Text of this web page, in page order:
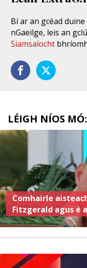
Bí ar an gcéad
nGaeilge, leis an
Siamsaíocht
LÉIGH NÍOS
Comhairle
Fitzgerald agus é